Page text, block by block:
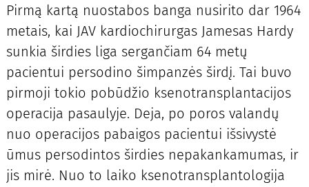
Pirmą kartą nuostabos banga nusirito dar 1964
metais, kai JAV kardiochirurgas Jamesas Hardy
sunkia širdies liga sergančiam 64 metų
pacientui persodino šimpanzės širdį. Tai buvo
pirmoji tokio pobūdžio ksenotransplantacijos
operacija pasaulyje. Deja, po poros valandų
nuo operacijos pabaigos pacientui išsivystė
ūmus persodintos širdies nepakankamumas, ir
jis mirė. Nuo to laiko ksenotransplantologija